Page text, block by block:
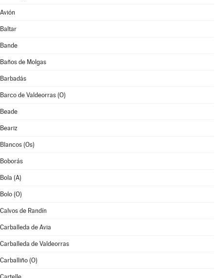
Avión
Baltar
Bande
Baños de Molgas
Barbadás
Barco de Valdeorras (O)
Beade
Beariz
Blancos (Os)
Boborás
Bola (A)
Bolo (O)
Calvos de Randín
Carballeda de Avia
Carballeda de Valdeorras
Carballiño (O)